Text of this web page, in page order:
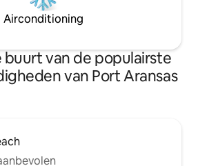
Airconditioning
van de populairste
van Port Aransas